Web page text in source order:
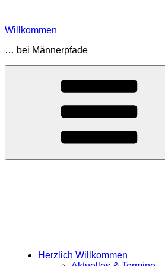
springen
Willkommen
… bei Männerpfade
Herzlich Willkommen